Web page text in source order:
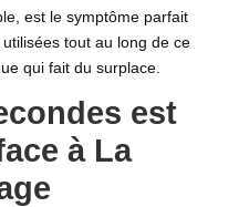
est le symptôme parfait
tout au long de ce
qui fait du surplace.
est
à La